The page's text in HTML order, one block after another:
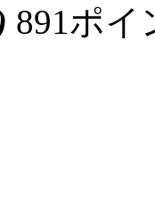
891ポ